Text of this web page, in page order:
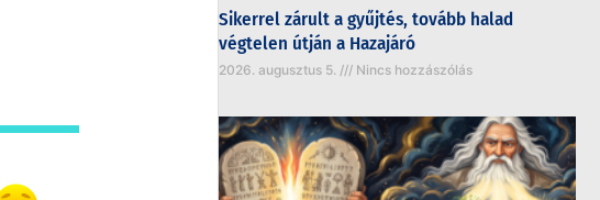
Sikerrel zárult a gyűjtés, tovább halad
végtelen útján a Hazajáró
2026. augusztus 5. Nincs hozzászólás